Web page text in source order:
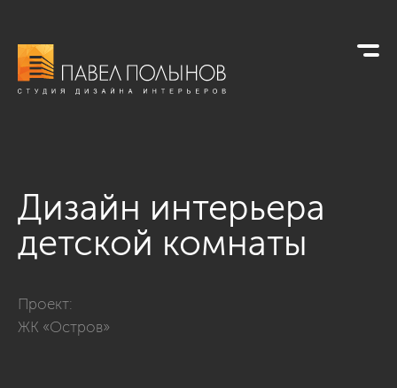
Дизайн интерьера
детской комнаты
Проект:
ЖК «Остров»